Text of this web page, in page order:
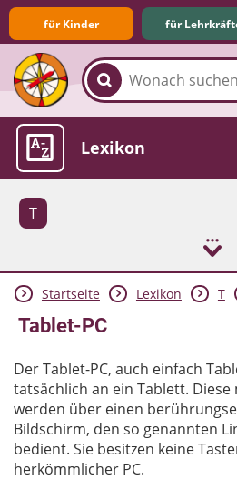
für Kinder für
Familie & Medien
Spieletipps &
Die Jüngsten im
Lexikon
T
Aktuelles
Startseite Lexikon T
Tablet-PC
Der Tablet-PC, auch einfach
tatsächlich an ein Tablett.
werden über einen
Bildschirm, den so genannten
bedient. Sie besitzen keine
herkömmlicher PC.